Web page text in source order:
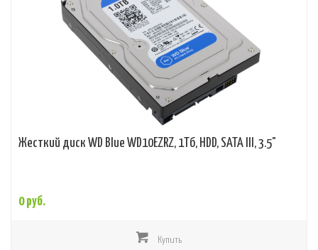
Жесткий диск WD Blue WD10EZRZ, 1Тб, HDD, SATA III, 3.5"
0 руб.
Купить